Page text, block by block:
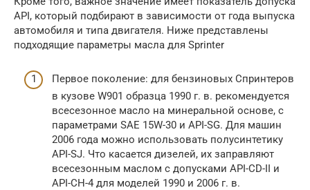
API, который подбирают в зависимости от года выпуска
автомобиля и типа двигателя. Ниже представлены
подходящие параметры масла для Sprinter
Первое поколение: для бензиновых Спринтеров
в кузове W901 образца 1990 г. в. рекомендуется
всесезонное масло на минеральной основе, с
параметрами SAE 15W-30 и API-SG. Для машин
2006 года можно использовать полусинтетику
API-SJ. Что касается дизелей, их заправляют
всесезонным маслом с допусками API-CD-II и
API-CH-4 для моделей 1990 и 2006 г. в.